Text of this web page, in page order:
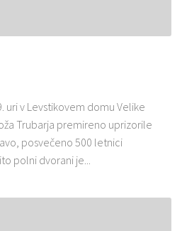
uri v Levstikovem domu Velike
Trubarja premireno uprizorile
posvečeno 500 letnici
polni dvorani je...